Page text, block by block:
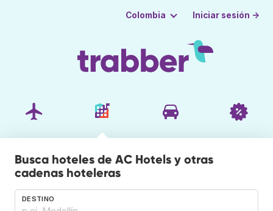
Colombia Iniciar sesión →
Busca hoteles de AC Hotels y otras
cadenas hoteleras
DESTINO